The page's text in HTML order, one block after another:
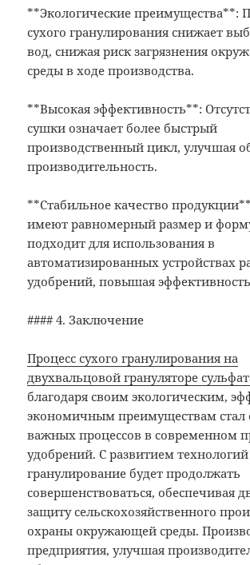
**Экологические преимущества**:
сухого гранулирования снижает
вод, снижая риск загрязнения
среды в ходе производства.
**Высокая эффективность**:
сушки означает более быстрый
производственный цикл, улучшая
производительность.
**Стабильное качество
имеют равномерный размер и
подходит для использования в
автоматизированных устройствах
удобрений, повышая
#### 4. Заключение
Процесс сухого гранулирования на
двухвальцовой грануляторе
благодаря своим экологическим,
экономичным преимуществам стал
важных процессов в современном
удобрений. С развитием технологий
гранулирование будет продолжать
совершенствоваться, обеспечивая
защиту сельскохозяйственного
охраны окружающей среды.
предприятия, улучшая